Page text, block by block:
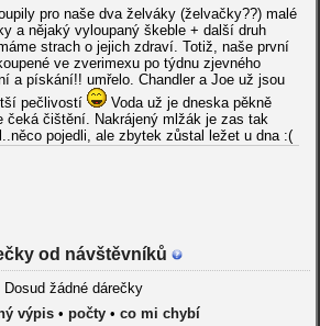
pro naše dva želváky (želvačky??) malé
a nějaký vyloupaný škeble + další druh
strach o jejich zdraví. Totiž, naše první
ve zverimexu po týdnu zjevného
a pískání!! umřelo. Chandler a Joe už jsou
pečlivostí
Voda už je dneska pěkně
čeká čištění. Nakrájený mlžák je zas tak
pojedli, ale zbytek zůstal ležet u dna :(
od návštěvníků
Dosud žádné dárečky
výpis• počty• co mi chybí